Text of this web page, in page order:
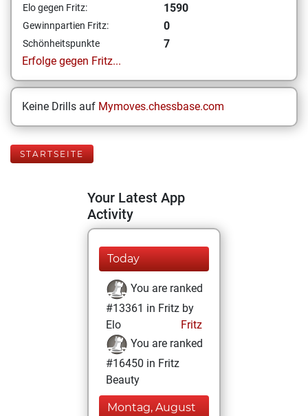
Elo gegen Fritz: 1590
Gewinnpartien Fritz: 0
Schönheitspunkte
7
Erfolge gegen Fritz...
Keine Drills auf Mymoves.chessbase.com
STARTSEITE
Your Latest App
Activity
Today
You are ranked
#13361 in Fritz by
Elo
Fritz
You are ranked
#16450 in Fritz
Beauty
Montag, August